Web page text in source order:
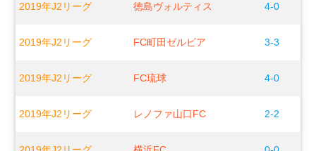
2019年J2リーグ 徳島ヴォルティス 4-0
2019年J2リーグ FC町田ゼルビア 3-3
2019年J2リーグ FC琉球 4-0
2019年J2リーグ レノファ山口FC 2-2